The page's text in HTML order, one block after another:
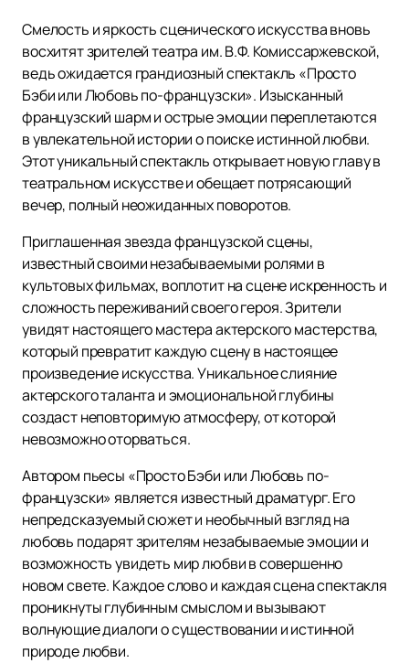
Смелость и яркость сценического искусства вновь
восхитят зрителей театра им. В.Ф. Комиссаржевской,
ведь ожидается грандиозный спектакль «Просто
Бэби или Любовь по-французски». Изысканный
французский шарм и острые эмоции переплетаются
в увлекательной истории о поиске истинной любви.
Этот уникальный спектакль открывает новую главу в
театральном искусстве и обещает потрясающий
вечер, полный неожиданных поворотов.
Приглашенная звезда французской сцены,
известный своими незабываемыми ролями в
культовых фильмах, воплотит на сцене искренность и
сложность переживаний своего героя. Зрители
увидят настоящего мастера актерского мастерства,
который превратит каждую сцену в настоящее
произведение искусства. Уникальное слияние
актерского таланта и эмоциональной глубины
создаст неповторимую атмосферу, от которой
невозможно оторваться.
Автором пьесы «Просто Бэби или Любовь по-
французски» является известный драматург. Его
непредсказуемый сюжет и необычный взгляд на
любовь подарят зрителям незабываемые эмоции и
возможность увидеть мир любви в совершенно
новом свете. Каждое слово и каждая сцена спектакля
проникнуты глубинным смыслом и вызывают
волнующие диалоги о существовании и истинной
природе любви.